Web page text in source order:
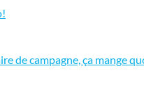
de campagne, ça mange